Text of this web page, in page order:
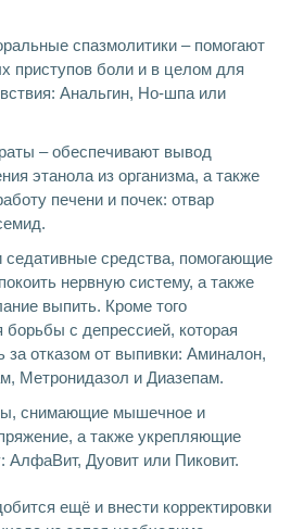
спазмолитики – помогают
приступов боли и в целом для
Анальгин, Но-шпа или
– обеспечивают вывод
этанола из организма, а также
печени и почек: отвар
седативные средства, помогающие
нервную систему, а также
выпить. Кроме того
с депрессией, которая
за отказом от выпивки: Аминалон,
Метронидазол и Диазепам.
снимающие мышечное и
а также укрепляющие
АлфаВит, Дуовит или Пиковит.
ещё и внести корректировки